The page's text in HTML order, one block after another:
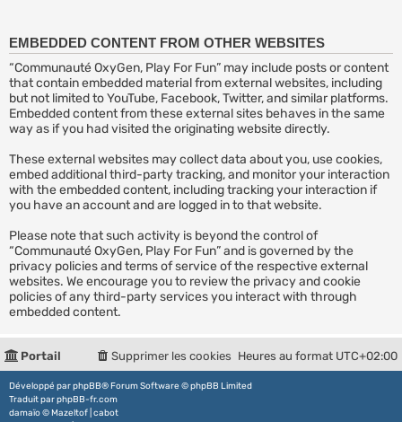
EMBEDDED CONTENT FROM OTHER WEBSITES
“Communauté OxyGen, Play For Fun” may include posts or content
that contain embedded material from external websites, including
but not limited to YouTube, Facebook, Twitter, and similar platforms.
Embedded content from these external sites behaves in the same
way as if you had visited the originating website directly.
These external websites may collect data about you, use cookies,
embed additional third-party tracking, and monitor your interaction
with the embedded content, including tracking your interaction if
you have an account and are logged in to that website.
Please note that such activity is beyond the control of
“Communauté OxyGen, Play For Fun” and is governed by the
privacy policies and terms of service of the respective external
websites. We encourage you to review the privacy and cookie
policies of any third-party services you interact with through
embedded content.
Portail Heures au format UTC+02:00
Supprimer les cookies
Développé parphpBB® Forum Software © phpBB Limited
Traduit parphpBB-fr.com
damaïo ©Mazeltof cabot